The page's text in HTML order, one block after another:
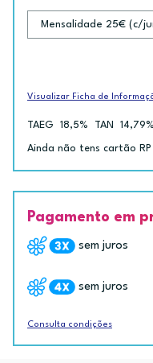
Visualizar Ficha de
TAEG 18,5% TAN 14,79%
Ainda não tens cartão
Pagamento em
sem juros
sem juros
Consulta condições